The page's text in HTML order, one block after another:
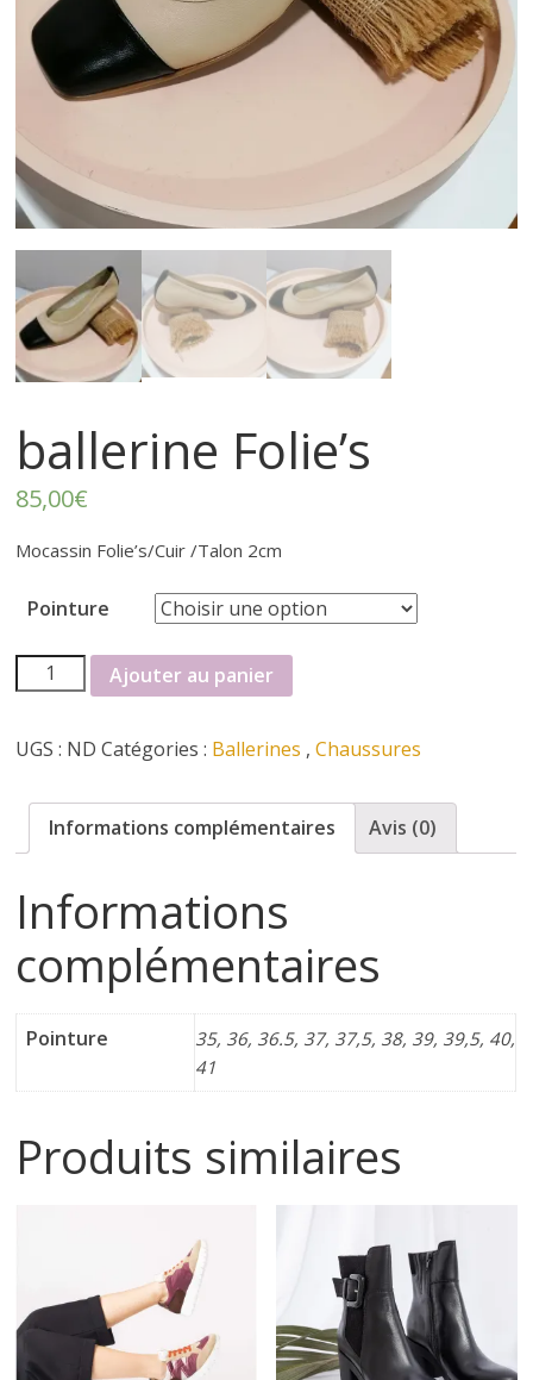
–
p
r
ê
t
à
p
o
r
t
e
r
f
é
m
i
n
i
n
t
ballerine Folie’s
85,00€
Mocassin Folie’s/Cuir /Talon 2cm
Pointure
quantité
de
Folie's
Ajouter au panier
UGS : ND Catégories : Ballerines ,Chaussures
Informations complémentaires Avis (0)
Informations
complémentaires
Pointure
35, 36, 36.5, 37, 37,5, 38, 39, 39,5, 40,
41
Produits similaires